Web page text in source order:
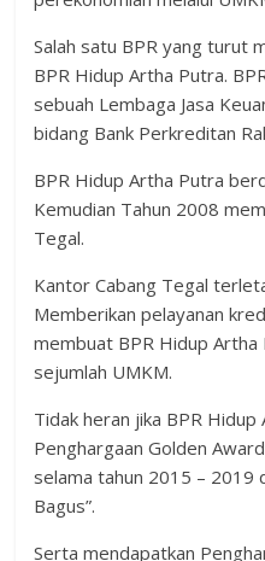
Salah satu BPR yang turut
BPR Hidup Artha Putra.
sebuah Lembaga Jasa
bidang Bank Perkreditan
BPR Hidup Artha Putra
Kemudian Tahun 2008
Tegal.
Kantor Cabang Tegal
Memberikan pelayanan
membuat BPR Hidup
sejumlah UMKM.
Tidak heran jika BPR
Penghargaan Golden
selama tahun 2015 – 2019
Bagus”.
Serta mendapatkan